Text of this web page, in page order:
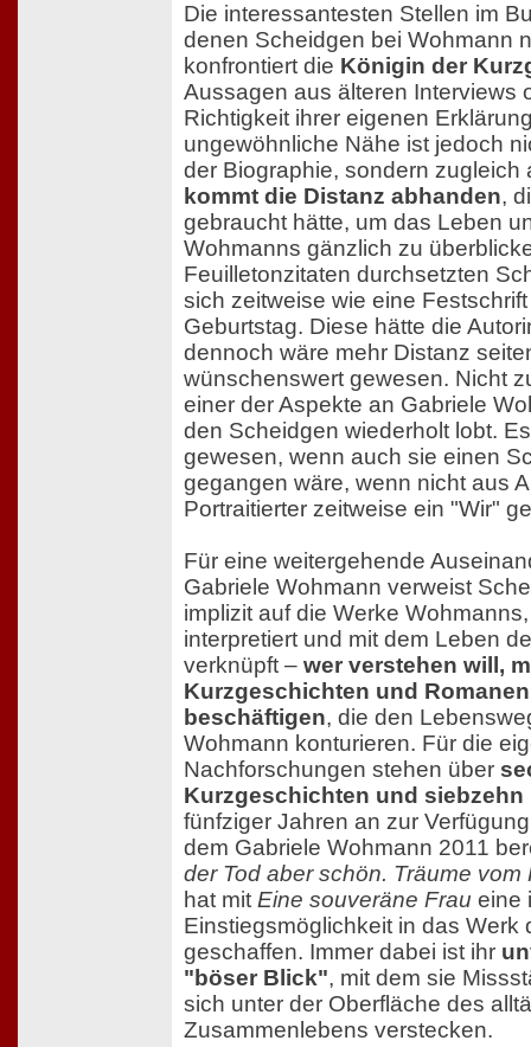
Die interessantesten Stellen im
denen Scheidgen bei Wohmann
konfrontiert die Königin der
Aussagen aus älteren Interviews
Richtigkeit ihrer eigenen
ungewöhnliche Nähe ist jedoch
der Biographie, sondern
kommt die Distanz abhanden,
gebraucht hätte, um das Leben
Wohmanns gänzlich zu
Feuilletonzitaten durchsetzten
sich zeitweise wie eine
Geburtstag. Diese hätte die
dennoch wäre mehr Distanz
wünschenswert gewesen. Nicht
einer der Aspekte an Gabriele
den Scheidgen wiederholt lobt.
gewesen, wenn auch sie einen
gegangen wäre, wenn nicht aus
Portraitierter zeitweise ein "Wir"
Für eine weitergehende
Gabriele Wohmann verweist
implizit auf die Werke
interpretiert und mit dem Leben
verknüpft – wer verstehen will,
Kurzgeschichten und
beschäftigen, die den
Wohmann konturieren. Für die
Nachforschungen stehen über
Kurzgeschichten und siebzehn
fünfziger Jahren an zur
dem Gabriele Wohmann 2011
der Tod aber schön. Träume vom
hat mit Eine souveräne Frau eine
Einstiegsmöglichkeit in das Werk
geschaffen. Immer dabei ist ihr
"böser Blick", mit dem sie
sich unter der Oberfläche des
Zusammenlebens verstecken.